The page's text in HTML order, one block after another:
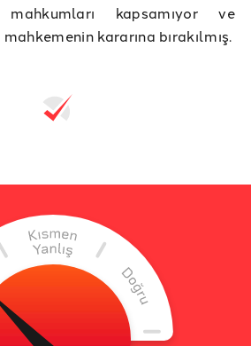
kapsamıyor ve
kararına bırakılmış.